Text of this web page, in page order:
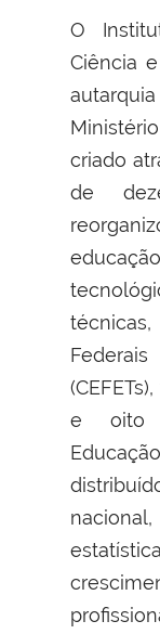
O
Ciência
criado
de
e oito